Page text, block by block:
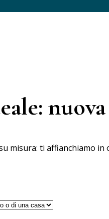
misura: ti affianchiamo